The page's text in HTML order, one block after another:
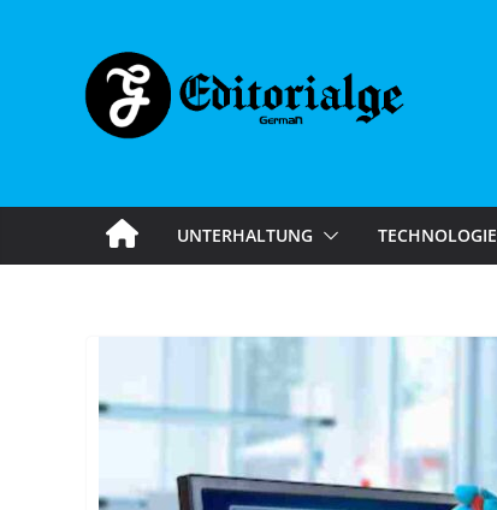
UNTERHALTUNG TECHNOLOGIE